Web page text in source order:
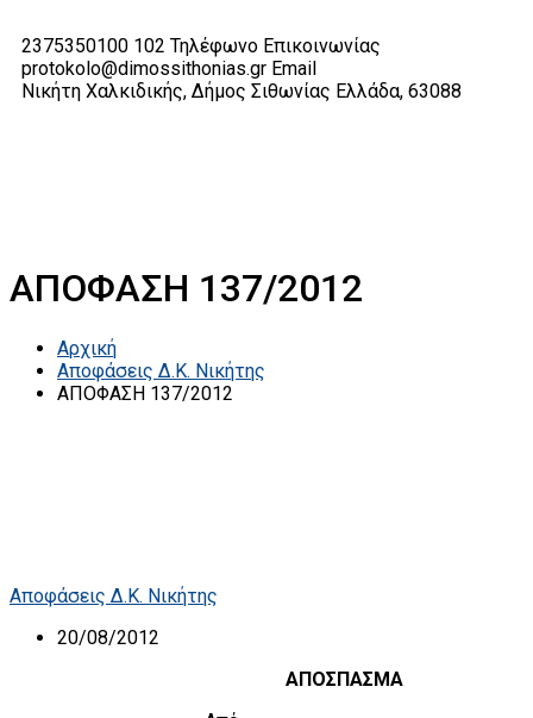
2375350100 102 Τηλέφωνο Επικοινωνίας
protokolo@dimossithonias.gr Email
Νικήτη Χαλκιδικής, Δήμος Σιθωνίας Ελλάδα, 63088
ΑΠΟΦΑΣΗ 137/2012
Αρχική
Αποφάσεις Δ.Κ. Νικήτης
ΑΠΟΦΑΣΗ 137/2012
Αποφάσεις Δ.Κ. Νικήτης
20/08/2012
ΑΠΟΣΠΑΣΜΑ